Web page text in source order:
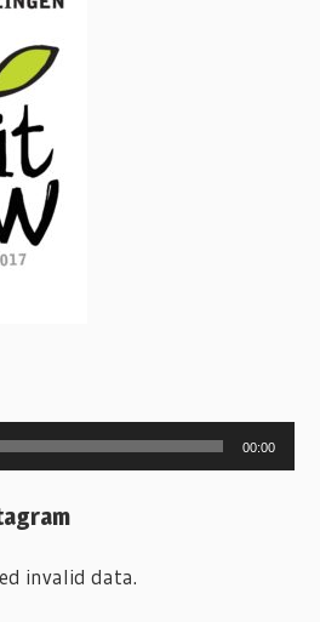
00:00
invalid data.